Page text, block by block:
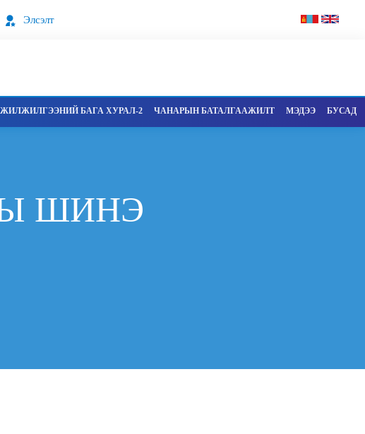
Элсэлт
БАГА ХУРАЛ-2 ЧАНАРЫН БАТАЛГААЖИЛТ МЭДЭЭ БУСАД
ШИНЭ